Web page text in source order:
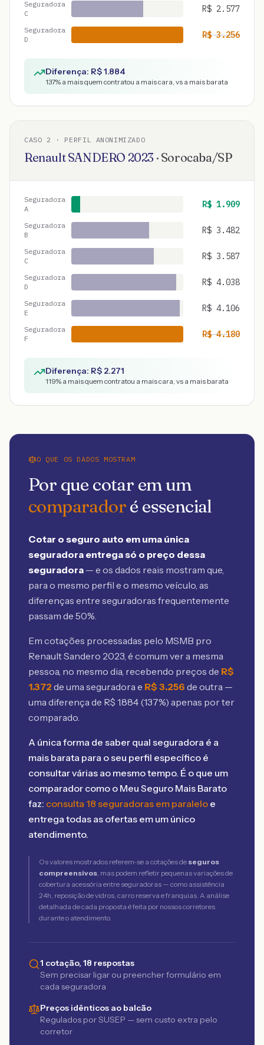
Seguradora
C
R$ 2.577
Seguradora
D
R$3.256
Diferença: R$1.884
137% a mais quem contratou a mais cara, vs a mais barata
CASO 2 · PERFIL ANONIMIZADO
RenaultSANDERO 2023 · Sorocaba/SP
Seguradora
A
R$ 1.909
Seguradora
B
R$ 3.482
Seguradora
C
R$ 3.587
Seguradora
D
R$ 4.038
Seguradora
E
R$ 4.106
Seguradora
F
R$4.180
Diferença: R$ 2.271
119% a mais quem contratou a mais cara, vs a mais barata
O QUE OS DADOS MOSTRAM
Por que cotar em um
comparadoré essencial
Cotar o seguro auto em uma única
seguradora entrega só o preço dessa
seguradora — e os dados reais mostram que,
para o mesmo perfil e o mesmo veículo, as
diferenças entre seguradoras frequentemente
passam de 50%.
Em cotações processadas pelo MSMB pro
Renault Sandero 2023, é comum ver a mesma
pessoa, no mesmo dia, recebendo preços de R$
1.372 de uma seguradora e R$ 3.256 de outra —
uma diferença de R$ 1.884 (137%) apenas por ter
comparado.
A única forma de saber qual seguradora é a
mais barata para o seu perfil específico é
consultar várias ao mesmo tempo. É o que um
comparador como o Meu Seguro Mais Barato
faz: consulta 18 seguradoras em paralelo e
entrega todas as ofertas em um único
atendimento.
Os valores mostrados referem-se a cotações de seguros
compreensivos, mas podem refletir pequenas variações de
cobertura acessória entre seguradoras — como assistência
24h, reposição de vidros, carro reserva e franquias. A análise
detalhada de cada proposta é feita por nossos corretores
durante o atendimento.
1 cotação, 18 respostas
Sem precisar ligar ou preencher formulário em
cada seguradora
Preços idênticos ao balcão
Regulados por SUSEP — sem custo extra pelo
corretor